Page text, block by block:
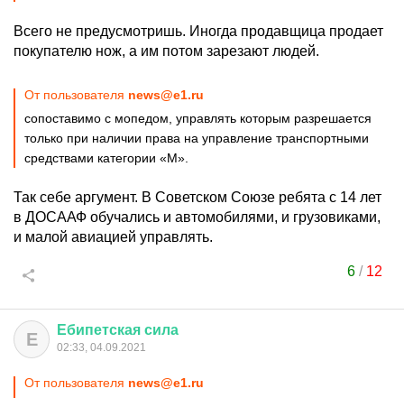
Всего не предусмотришь. Иногда продавщица продает
покупателю нож, а им потом зарезают людей.
От пользователя news@e1.ru
сопоставимо с мопедом, управлять которым разрешается
только при наличии права на управление транспортными
средствами категории «М».
Так себе аргумент. В Советском Союзе ребята с 14 лет
в ДОСААФ обучались и автомобилями, и грузовиками,
и малой авиацией управлять.
6 / 12
Е Ебипетская сила
02:33, 04.09.2021
От пользователя news@e1.ru